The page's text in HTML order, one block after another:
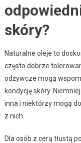
skóry?
Naturalne oleje to
często dobrze
odżywcze mogą
kondycję skóry.
inna i niektórzy mogą
z nich.
Dla osób z cerą tłustą